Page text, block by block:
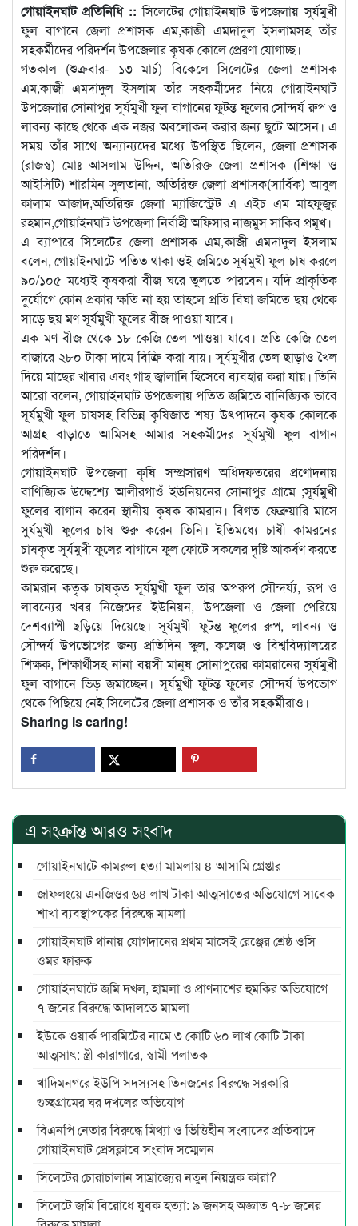
গোয়াইনঘাট প্রতিনিধি :: সিলেটের গোয়াইনঘাট উপজেলায় সূর্যমুখী
ফুল বাগানে জেলা প্রশাসক এম,কাজী এমদাদুল ইসলামসহ তাঁর
সহকর্মীদের পরিদর্শন উপজেলার কৃষক কোলে প্রেরণা যোগাচ্ছ।
গতকাল (শুক্রবার- ১৩ মার্চ) বিকেলে সিলেটের জেলা প্রশাসক
এম,কাজী এমদাদুল ইসলাম তাঁর সহকর্মীদের নিয়ে গোয়াইনঘাট
উপজেলার সোনাপুর সূর্যমুখী ফুল বাগানের ফুটন্ত ফুলের সৌন্দর্য রুপ ও
লাবন্য কাছে থেকে এক নজর অবলোকন করার জন্য ছুটে আসেন। এ
সময় তাঁর সাথে অন্যান্যদের মধ্যে উপস্থিত ছিলেন, জেলা প্রশাসক
(রাজস্ব) মোঃ আসলাম উদ্দিন, অতিরিক্ত জেলা প্রশাসক (শিক্ষা ও
আইসিটি) শারমিন সুলতানা, অতিরিক্ত জেলা প্রশাসক(সার্বিক) আবুল
কালাম আজাদ,অতিরিক্ত জেলা ম্যাজিস্ট্রেট এ এইচ এম মাহফুজুর
রহমান,গোয়াইনঘাট উপজেলা নির্বাহী অফিসার নাজমুস সাকিব প্রমূখ।
এ ব্যাপারে সিলেটের জেলা প্রশাসক এম,কাজী এমদাদুল ইসলাম
বলেন, গোয়াইনঘাটে পতিত থাকা ওই জমিতে সূর্যমুখী ফুল চাষ করলে
৯০/১০৫ মধ্যেই কৃষকরা বীজ ঘরে তুলতে পারবেন। যদি প্রাকৃতিক
দুর্যোগে কোন প্রকার ক্ষতি না হয় তাহলে প্রতি বিঘা জমিতে ছয় থেকে
সাড়ে ছয় মণ সূর্যমুখী ফুলের বীজ পাওয়া যাবে।
এক মণ বীজ থেকে ১৮ কেজি তেল পাওয়া যাবে। প্রতি কেজি তেল
বাজারে ২৮০ টাকা দামে বিক্রি করা যায়। সূর্যমুখীর তেল ছাড়াও খৈল
দিয়ে মাছের খাবার এবং গাছ জ্বালানি হিসেবে ব্যবহার করা যায়। তিনি
আরো বলেন, গোয়াইনঘাট উপজেলায় পতিত জমিতে বানিজ্যিক ভাবে
সূর্যমুখী ফুল চাষসহ বিভিন্ন কৃষিজাত শষ্য উৎপাদনে কৃষক কোলকে
আগ্রহ বাড়াতে আমিসহ আমার সহকর্মীদের সূর্যমুখী ফুল বাগান
পরিদর্শন।
গোয়াইনঘাট উপজেলা কৃষি সম্প্রসারণ অধিদফতরের প্রণোদনায়
বাণিজ্যিক উদ্দেশ্যে আলীরগাওঁ ইউনিয়নের সোনাপুর গ্রামে ;সূর্যমুখী
ফুলের বাগান করেন স্থানীয় কৃষক কামরান। বিগত ফেব্রুয়ারি মাসে
সুর্যমুখী ফুলের চাষ শুরু করেন তিনি। ইতিমধ্যে চাষী কামরনের
চাষকৃত সূর্যমুখী ফুলের বাগানে ফুল ফোটে সকলের দৃষ্টি আকর্ষণ করতে
শুরু করেছে।
কামরান কতৃক চাষকৃত সূর্যমুখী ফুল তার অপরুপ সৌন্দর্য্য, রূপ ও
লাবন্যের খবর নিজেদের ইউনিয়ন, উপজেলা ও জেলা পেরিয়ে
দেশব্যাপী ছড়িয়ে দিয়েছে। সূর্যমুখী ফুটন্ত ফুলের রুপ, লাবন্য ও
সৌন্দর্য উপভোগের জন্য প্রতিদিন স্কুল, কলেজ ও বিশ্ববিদ্যালয়ের
শিক্ষক, শিক্ষার্থীসহ নানা বয়সী মানুষ সোনাপুরের কামরানের সূর্যমুখী
ফুল বাগানে ভিড় জমাচ্ছেন। সূর্যমুখী ফুটন্ত ফুলের সৌন্দর্য উপভোগ
থেকে পিছিয়ে নেই সিলেটের জেলা প্রশাসক ও তাঁর সহকর্মীরাও।
Sharing is caring!
এ সংক্রান্ত আরও সংবাদ
গোয়াইনঘাটে কামরুল হত্যা মামলায় ৪ আসামি গ্রেপ্তার
জাফলংয়ে এনজিওর ৬৪ লাখ টাকা আত্মসাতের অভিযোগে সাবেক
শাখা ব্যবস্থাপকের বিরুদ্ধে মামলা
গোয়াইনঘাট থানায় যোগদানের প্রথম মাসেই রেঞ্জের শ্রেষ্ঠ ওসি
ওমর ফারুক
গোয়াইনঘাটে জমি দখল, হামলা ও প্রাণনাশের হুমকির অভিযোগে
৭ জনের বিরুদ্ধে আদালতে মামলা
ইউকে ওয়ার্ক পারমিটের নামে ৩ কোটি ৬০ লাখ কোটি টাকা
আত্মসাৎ: স্ত্রী কারাগারে, স্বামী পলাতক
খাদিমনগরে ইউপি সদস্যসহ তিনজনের বিরুদ্ধে সরকারি
গুচ্ছগ্রামের ঘর দখলের অভিযোগ
বিএনপি নেতার বিরুদ্ধে মিথ্যা ও ভিত্তিহীন সংবাদের প্রতিবাদে
গোয়াইনঘাট প্রেসক্লাবে সংবাদ সম্মেলন
সিলেটের চোরাচালান সাম্রাজ্যের নতুন নিয়ন্ত্রক কারা?
সিলেটে জমি বিরোধে যুবক হত্যা: ৯ জনসহ অজ্ঞাত ৭-৮ জনের